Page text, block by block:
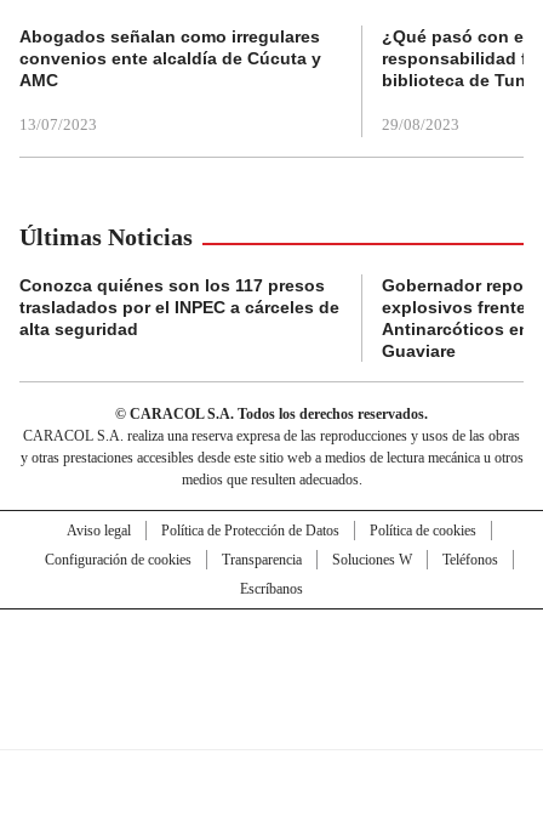
Abogados señalan como irregulares
convenios ente alcaldía de Cúcuta y
AMC
13/07/2023
¿Qué pasó con el
responsabilidad
biblioteca de
29/08/2023
Últimas Noticias
Conozca quiénes son los 117 presos
trasladados por el INPEC a cárceles de
alta seguridad
Gobernador
explosivos frente a
Antinarcóticos en
Guaviare
© CARACOL S.A. Todos los derechos reservados.
CARACOL S.A. realiza una reserva expresa de las reproducciones y usos de las obras
y otras prestaciones accesibles desde este sitio web a medios de lectura mecánica u otros
medios que resulten adecuados.
Aviso legal Política de Protección de Datos
Política de cookies
Configuración de cookies
Transparencia Soluciones W
Teléfonos
Escríbanos